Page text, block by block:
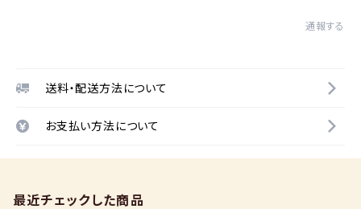
通報する
送料・配送方法について
お支払い方法について
最近チェックした商品